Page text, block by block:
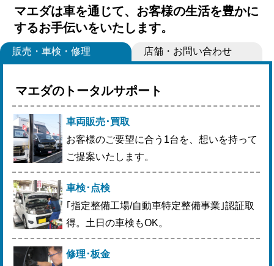
マエダは車を通じて、お客様の生活を豊かに
するお手伝いをいたします。
販売・車検・修理 店舗・お問い合わせ
マエダのトータルサポート
車両販売･買取
お客様のご要望に合う1台を、想いを持って
ご提案いたします。
車検･点検
｢指定整備工場/自動車特定整備事業｣認証取
得。土日の車検もOK。
修理･板金